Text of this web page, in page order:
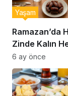
Ramazan’da
Zinde Kalın
Susamayın:
Sahur İçin
Yaşam
6 ay önce